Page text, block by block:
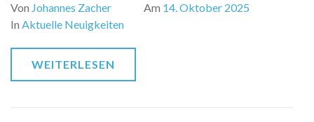
Von Johannes Zacher Am 14. Oktober 2025
In Aktuelle Neuigkeiten
WEITERLESEN